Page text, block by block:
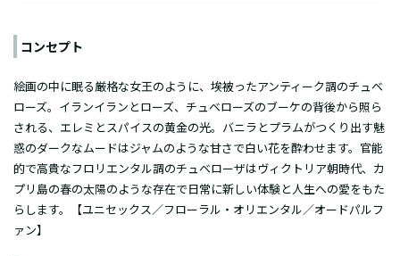
コンセプト
絵画の中に眠る厳格な女王のように、埃被ったアンティーク調のチュベ
ローズ。イランイランとローズ、チュベローズのブーケの背後から照ら
される、エレミとスパイスの黄金の光。バニラとプラムがつくり出す魅
惑のダークなムードはジャムのような甘さで白い花を酔わせます。官能
的で高貴なフロリエンタル調のチュベローザはヴィクトリア朝時代、カ
プリ島の春の太陽のような存在で日常に新しい体験と人生への愛をもた
らします。【ユニセックス／フローラル・オリエンタル／オードパルフ
ァン】